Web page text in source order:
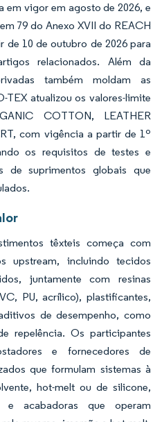
em vigor em agosto de 2026, e
79 do Anexo XVII do REACH
de 10 de outubro de 2026 para
relacionados. Além da
também moldam as
TEX atualizou os valores-limite
COTTON, LEATHER
com vigência a partir de 1º
os requisitos de testes e
de suprimentos globais que
têxteis começa com
upstream, incluindo tecidos
juntamente com resinas
PU, acrílico), plastificantes,
de desempenho, como
repelência. Os participantes
e fornecedores de
que formulam sistemas à
hot-melt ou de silicone,
e acabadoras que operam